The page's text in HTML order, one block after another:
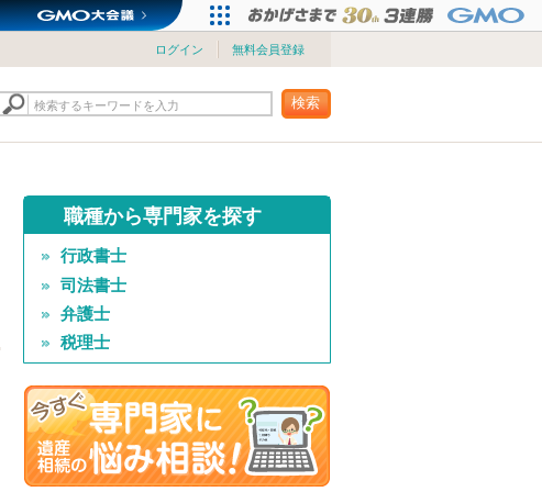
ログイン 無料会員登録
検索するキーワードを入力 検索
職種から専門家を探す
行政書士
司法書士
弁護士
税理士